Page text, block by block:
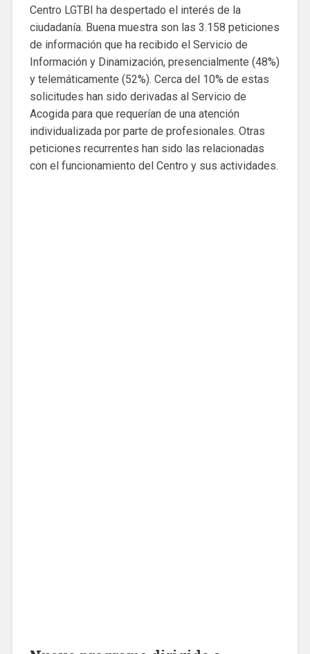
Centro LGTBI ha despertado el interés de la
ciudadanía. Buena muestra son las 3.158 peticiones
de información que ha recibido el Servicio de
Información y Dinamización, presencialmente (48%)
y telemáticamente (52%). Cerca del 10% de estas
solicitudes han sido derivadas al Servicio de
Acogida para que requerían de una atención
individualizada por parte de profesionales. Otras
peticiones recurrentes han sido las relacionadas
con el funcionamiento del Centro y sus actividades.